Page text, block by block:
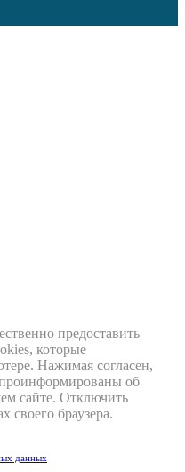
предоставить
которые
Нажимая согласен,
об
сайте. Отключить
своего браузера.
данных